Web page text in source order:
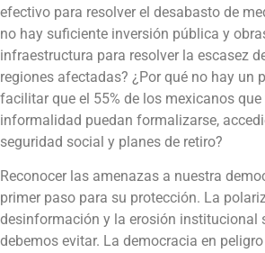
efectivo para resolver el desabasto de
no hay suficiente inversión pública y
infraestructura para resolver la escasez
regiones afectadas? ¿Por qué no hay un
facilitar que el 55% de los mexicanos
informalidad puedan formalizarse,
seguridad social y planes de retiro?
Reconocer las amenazas a nuestra
primer paso para su protección. La
desinformación y la erosión institucional
debemos evitar. La democracia en